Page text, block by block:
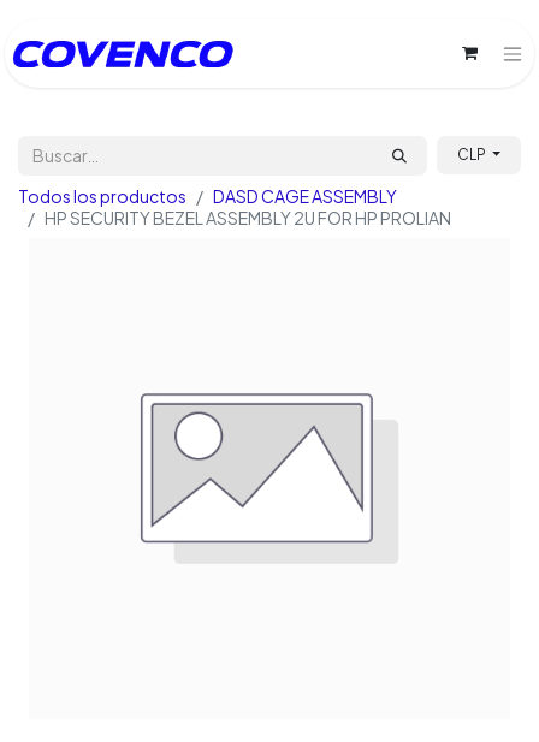
CLP
Todos los productos
DASD CAGE ASSEMBLY
HP SECURITY BEZEL ASSEMBLY 2U FOR HP PROLIAN